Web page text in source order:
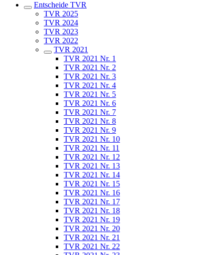
Entscheide TVR
TVR 2025
TVR 2024
TVR 2023
TVR 2022
TVR 2021
TVR 2021 Nr. 1
TVR 2021 Nr. 2
TVR 2021 Nr. 3
TVR 2021 Nr. 4
TVR 2021 Nr. 5
TVR 2021 Nr. 6
TVR 2021 Nr. 7
TVR 2021 Nr. 8
TVR 2021 Nr. 9
TVR 2021 Nr. 10
TVR 2021 Nr. 11
TVR 2021 Nr. 12
TVR 2021 Nr. 13
TVR 2021 Nr. 14
TVR 2021 Nr. 15
TVR 2021 Nr. 16
TVR 2021 Nr. 17
TVR 2021 Nr. 18
TVR 2021 Nr. 19
TVR 2021 Nr. 20
TVR 2021 Nr. 21
TVR 2021 Nr. 22